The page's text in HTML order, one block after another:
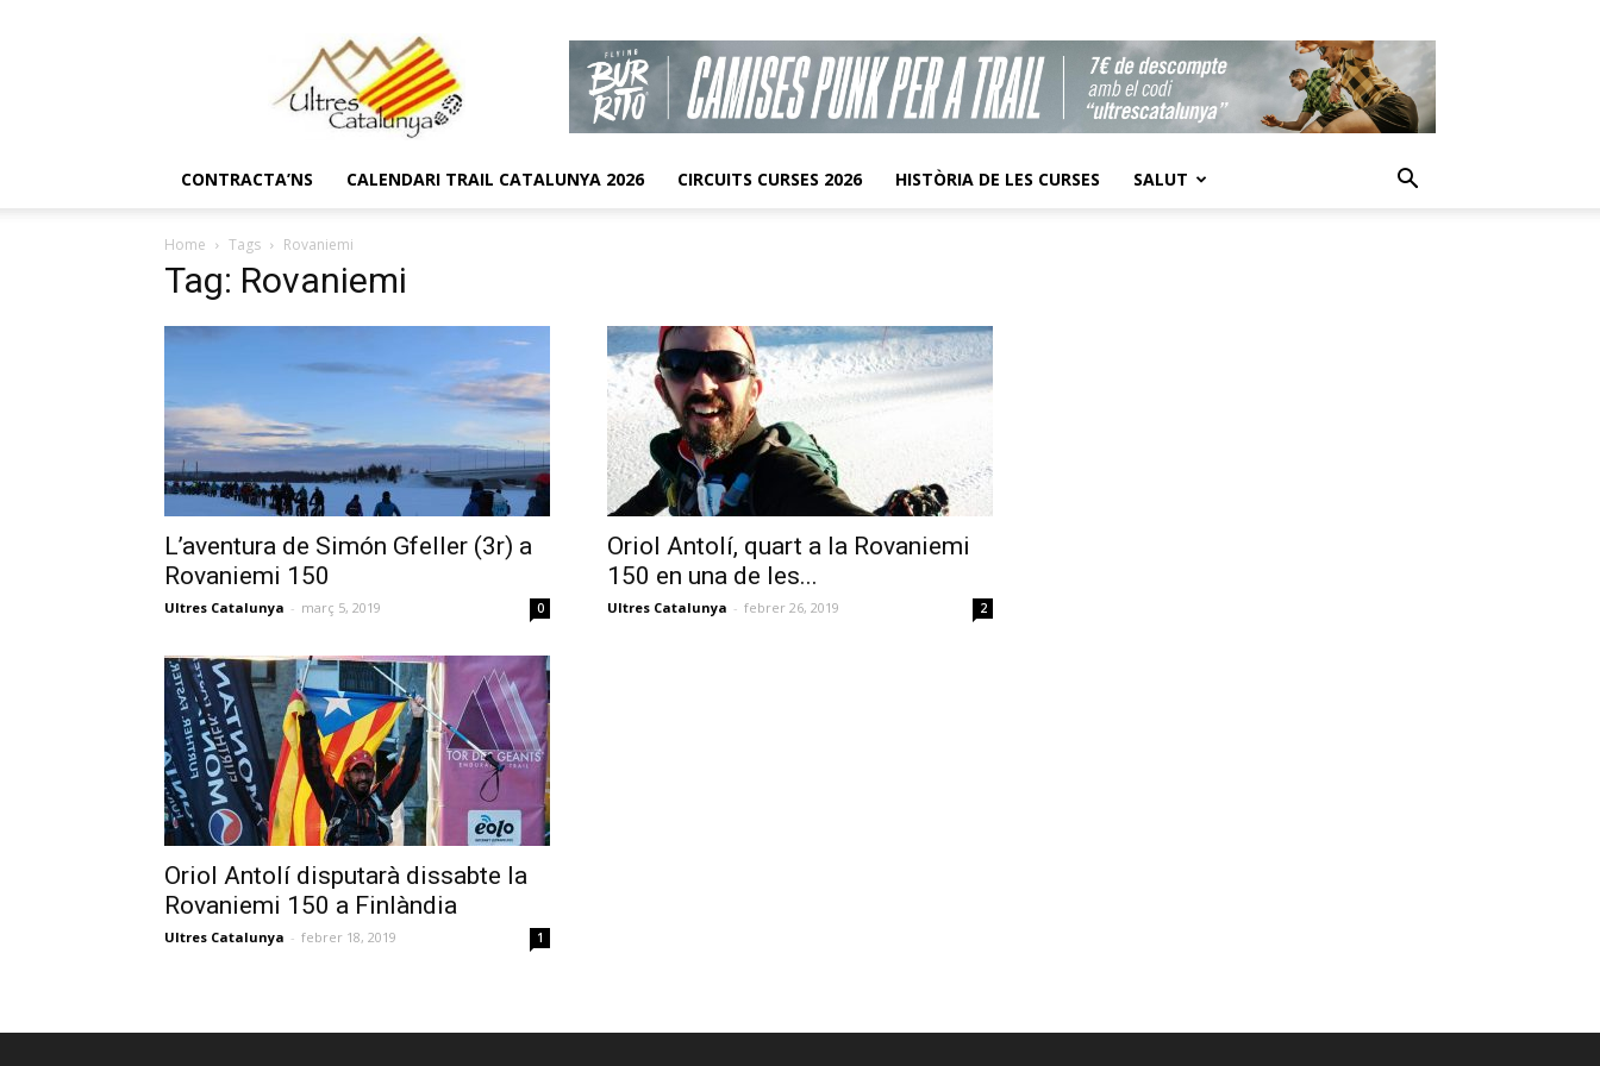
CONTRACTA’NS CALENDARI TRAIL CATALUNYA 2026 CIRCUITS CURSES 2026 HISTÒRIA DE LES CURSES SALUT
Home Tags Rovaniemi
Tag: Rovaniemi
L’aventura de Simón Gfeller (3r) a
Rovaniemi 150
Ultres Catalunya - març 5, 2019 0
Oriol Antolí, quart a la Rovaniemi
150 en una de les...
Ultres Catalunya - febrer 26, 2019 2
Oriol Antolí disputarà dissabte la
Rovaniemi 150 a Finlàndia
Ultres Catalunya - febrer 18, 2019 1